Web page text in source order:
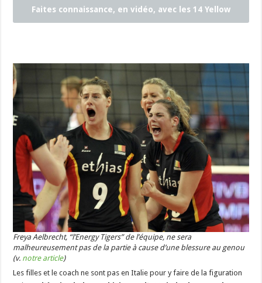
Faites connaissance, en vidéo, avec les 14 Yellow
Freya Aelbrecht, “l’Energy Tigers” de l’équipe, ne sera
malheureusement pas de la partie à cause d’une blessure au genou
(v. notre article)
Les filles et le coach ne sont pas en Italie pour y faire de la figuration